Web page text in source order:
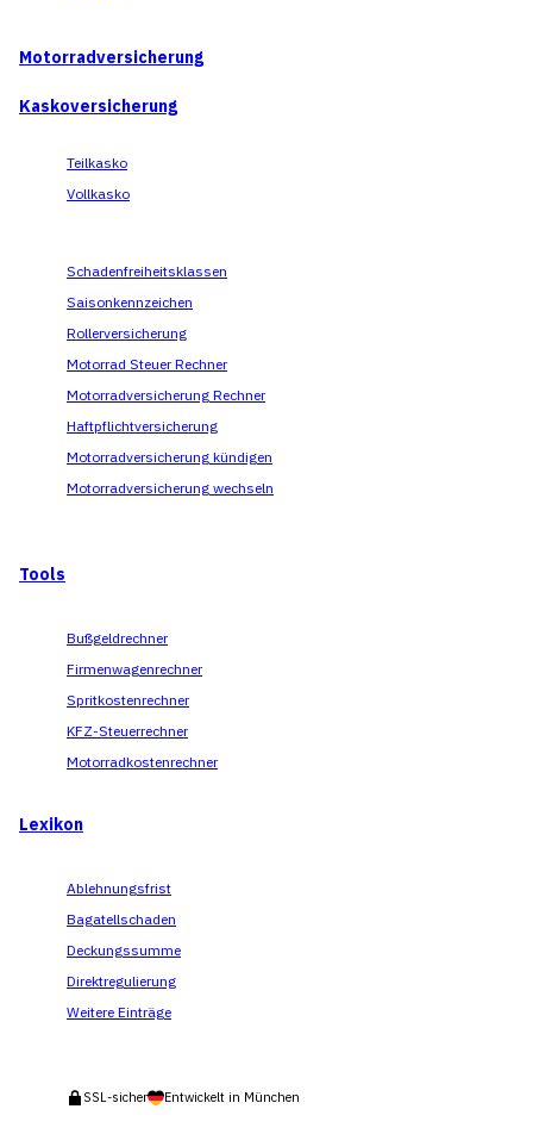
Motorradversicherung
Kaskoversicherung
Teilkasko
Vollkasko
Schadenfreiheitsklassen
Saisonkennzeichen
Rollerversicherung
Motorrad Steuer Rechner
Motorradversicherung Rechner
Haftpflichtversicherung
Motorradversicherung kündigen
Motorradversicherung wechseln
Tools
Bußgeldrechner
Firmenwagenrechner
Spritkostenrechner
KFZ-Steuerrechner
Motorradkostenrechner
Lexikon
Ablehnungsfrist
Bagatellschaden
Deckungssumme
Direktregulierung
Weitere Einträge
SSL-sicher Entwickelt in München